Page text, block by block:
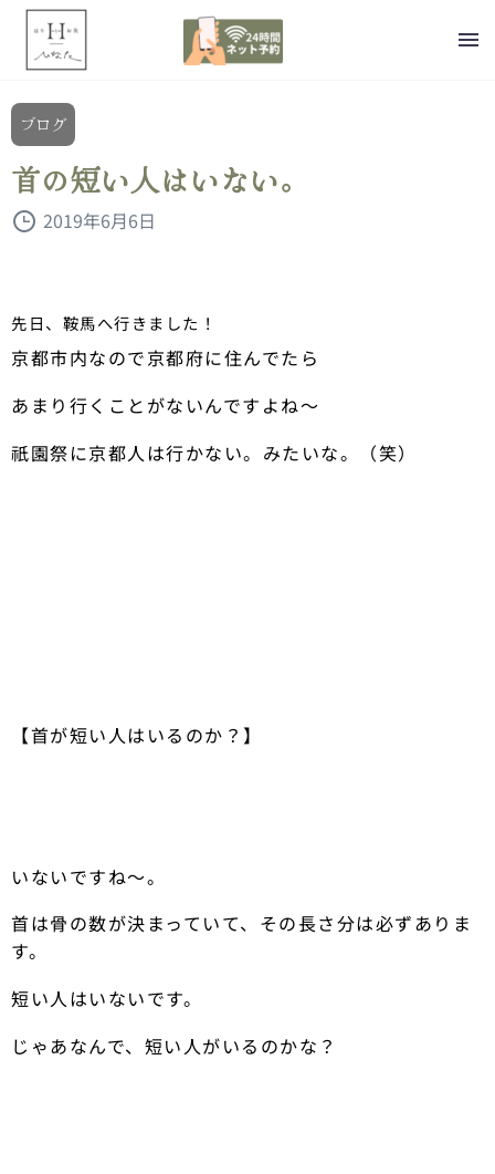
ブログ
首の短い人はいない。
2019年6月6日
先日、鞍馬へ行きました！
京都市内なので京都府に住んでたら
あまり行くことがないんですよね〜
祇園祭に京都人は行かない。みたいな。（笑）
【首が短い人はいるのか？】
いないですね〜。
首は骨の数が決まっていて、その長さ分は必ずありま
す。
短い人はいないです。
じゃあなんで、短い人がいるのかな？